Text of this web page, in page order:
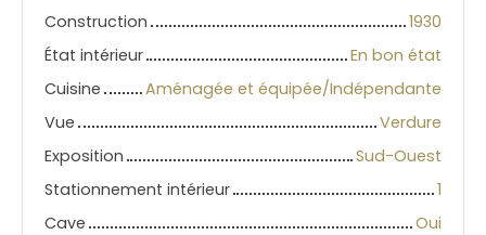
Construction
1930
État intérieur
En bon état
Cuisine
Aménagée et équipée/Indépendante
Vue
Verdure
Exposition
Sud-Ouest
Stationnement intérieur
1
Cave
Oui